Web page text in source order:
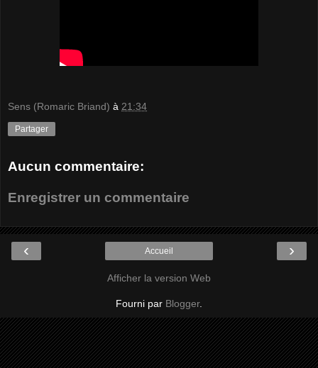
Sens (Romaric Briand) à 21:34
Partager
Aucun commentaire:
Enregistrer un commentaire
‹ ›
Accueil
Afficher la version Web
Fourni par Blogger.